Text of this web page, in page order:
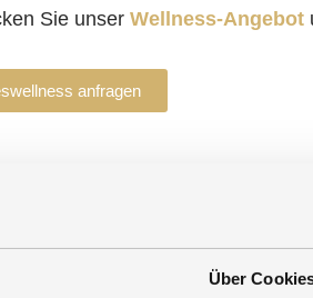
Über
Sie unser Wellness-Angebot
anfragen